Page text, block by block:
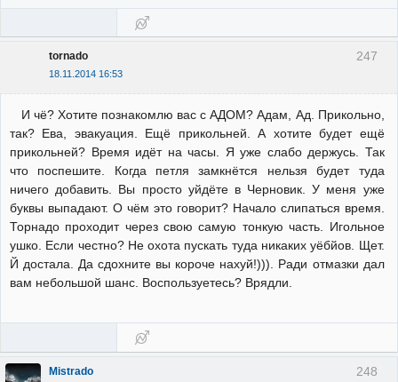
247
tornado
18.11.2014 16:53
И чё? Хотите познакомлю вас с АДОМ? Адам, Ад. Прикольно,
так? Ева, эвакуация. Ещё прикольней. А хотите будет ещё
прикольней? Время идёт на часы. Я уже слабо держусь. Так
что поспешите. Когда петля замкнётся нельзя будет туда
ничего добавить. Вы просто уйдёте в Черновик. У меня уже
буквы выпадают. О чём это говорит? Начало слипаться время.
Торнадо проходит через свою самую тонкую часть. Игольное
ушко. Если честно? Не охота пускать туда никаких уёбйов. Щет.
Й достала. Да сдохните вы короче нахуй!))). Ради отмазки дал
вам небольшой шанс. Воспользуетесь? Врядли.
248
Mistrado